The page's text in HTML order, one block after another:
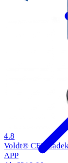
4.8 50 Bewertungen
Voldt® CEE
APP